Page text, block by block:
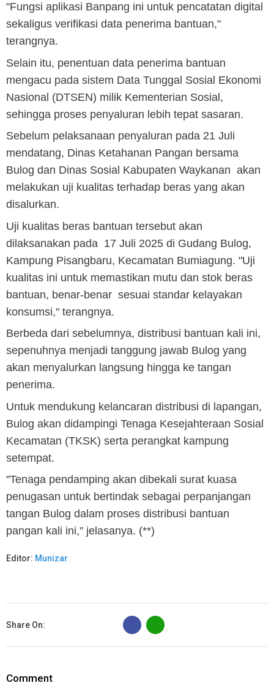
"Fungsi aplikasi Banpang ini untuk pencatatan digital
sekaligus verifikasi data penerima bantuan,"
terangnya.
Selain itu, penentuan data penerima bantuan
mengacu pada sistem Data Tunggal Sosial Ekonomi
Nasional (DTSEN) milik Kementerian Sosial,
sehingga proses penyaluran lebih tepat sasaran.
Sebelum pelaksanaan penyaluran pada 21 Juli
mendatang, Dinas Ketahanan Pangan bersama
Bulog dan Dinas Sosial Kabupaten Waykanan akan
melakukan uji kualitas terhadap beras yang akan
disalurkan.
Uji kualitas beras bantuan tersebut akan
dilaksanakan pada 17 Juli 2025 di Gudang Bulog,
Kampung Pisangbaru, Kecamatan Bumiagung. "Uji
kualitas ini untuk memastikan mutu dan stok beras
bantuan, benar-benar sesuai standar kelayakan
konsumsi," terangnya.
Berbeda dari sebelumnya, distribusi bantuan kali ini,
sepenuhnya menjadi tanggung jawab Bulog yang
akan menyalurkan langsung hingga ke tangan
penerima.
Untuk mendukung kelancaran distribusi di lapangan,
Bulog akan didampingi Tenaga Kesejahteraan Sosial
Kecamatan (TKSK) serta perangkat kampung
setempat.
"Tenaga pendamping akan dibekali surat kuasa
penugasan untuk bertindak sebagai perpanjangan
tangan Bulog dalam proses distribusi bantuan
pangan kali ini," jelasanya. (**)
Editor: Munizar
Share On:
B
Comment